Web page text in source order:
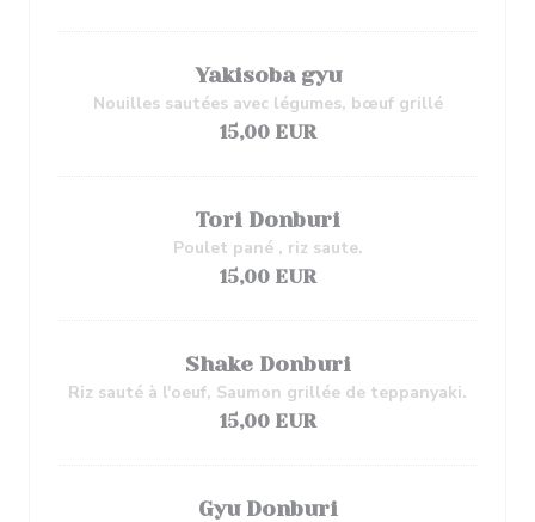
Yakisoba gyu
Nouilles sautées avec légumes, bœuf grillé
15,00 EUR
Tori Donburi
Poulet pané , riz saute.
15,00 EUR
Shake Donburi
Riz sauté à l'oeuf, Saumon grillée de teppanyaki.
15,00 EUR
Gyu Donburi